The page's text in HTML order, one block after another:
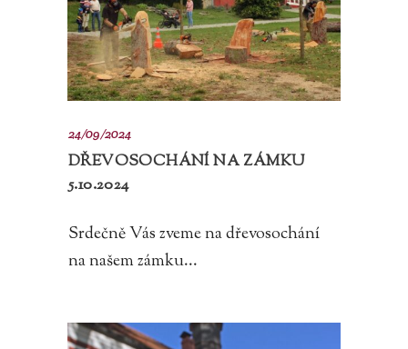
24/09/2024
DŘEVOSOCHÁNÍ NA ZÁMKU
5.10.2024
Srdečně Vás zveme na dřevosochání
na našem zámku...